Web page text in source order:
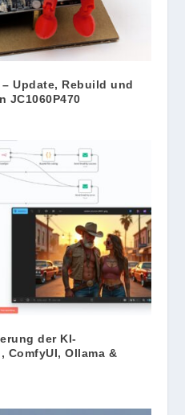
Update, Rebuild und
JC1060P470
der KI-
ComfyUI, Ollama &